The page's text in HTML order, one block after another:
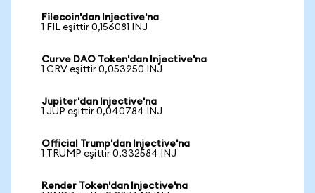
Filecoin'dan Injective'na
1 FIL eşittir 0,156081 INJ
Curve DAO Token'dan Injective'na
1 CRV eşittir 0,053950 INJ
Jupiter'dan Injective'na
1 JUP eşittir 0,040784 INJ
Official Trump'dan Injective'na
1 TRUMP eşittir 0,332584 INJ
Render Token'dan Injective'na